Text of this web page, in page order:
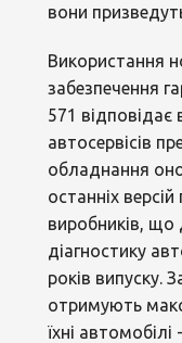
вони
Використання
забезпечення
571
автосервісів
обладнання
останніх
виробників, що
діагностику
років випуску.
отримують
їхні